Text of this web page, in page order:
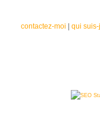
contactez-moi qui